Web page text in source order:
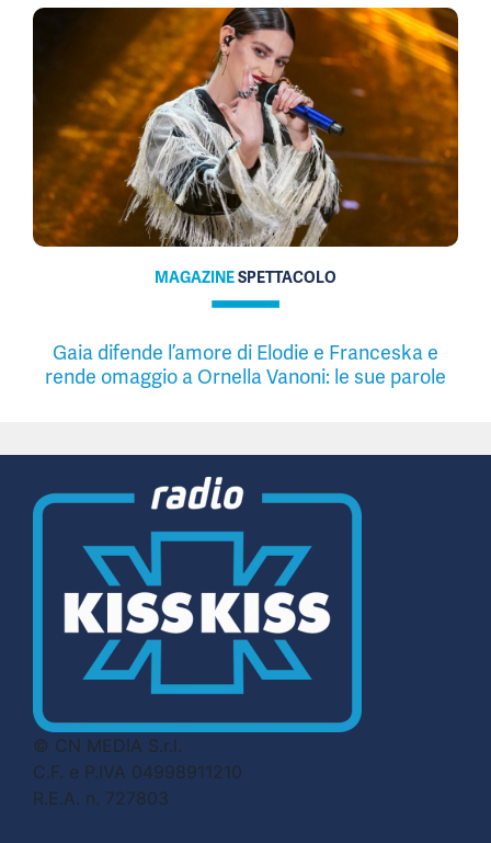
MAGAZINESPETTACOLO
Gaia difende l’amore di Elodie e Franceska e
rende omaggio a Ornella Vanoni: le sue parole
© CN MEDIA S.r.l.
C.F. e P.IVA 04998911210
R.E.A. n. 727803